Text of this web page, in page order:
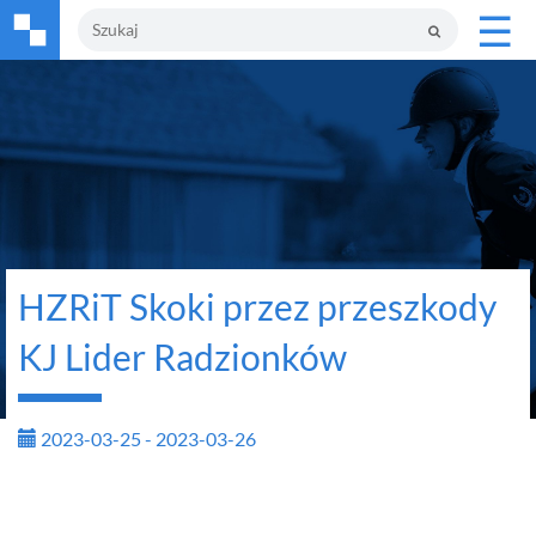
☰
HZRiT Skoki przez przeszkody
KJ Lider Radzionków
2023-03-25 - 2023-03-26